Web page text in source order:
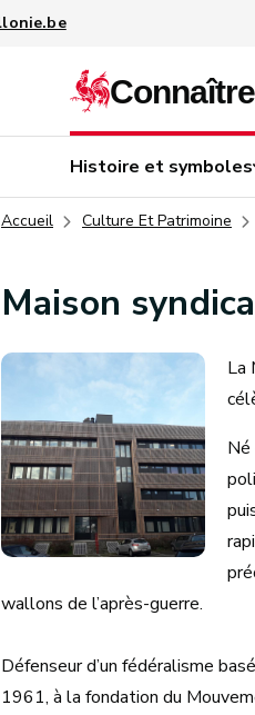
Histoire et symboles
Accueil Culture Et Patrimoine
Maison
La
Né
wallons de l’après-guerre.
Défenseur d’un fédéralisme
1961, à la fondation du